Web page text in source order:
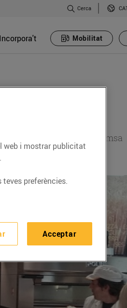
Cerca
Incorpora't Mobilitat
de la secció de premsa
web i mostrar publicitat
preferències.
Acceptar